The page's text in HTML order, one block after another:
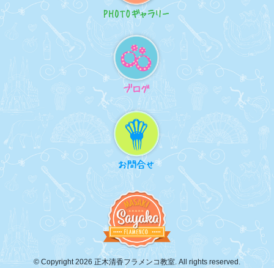
© Copyright 2026 正木清香フラメンコ教室. All rights reserved.